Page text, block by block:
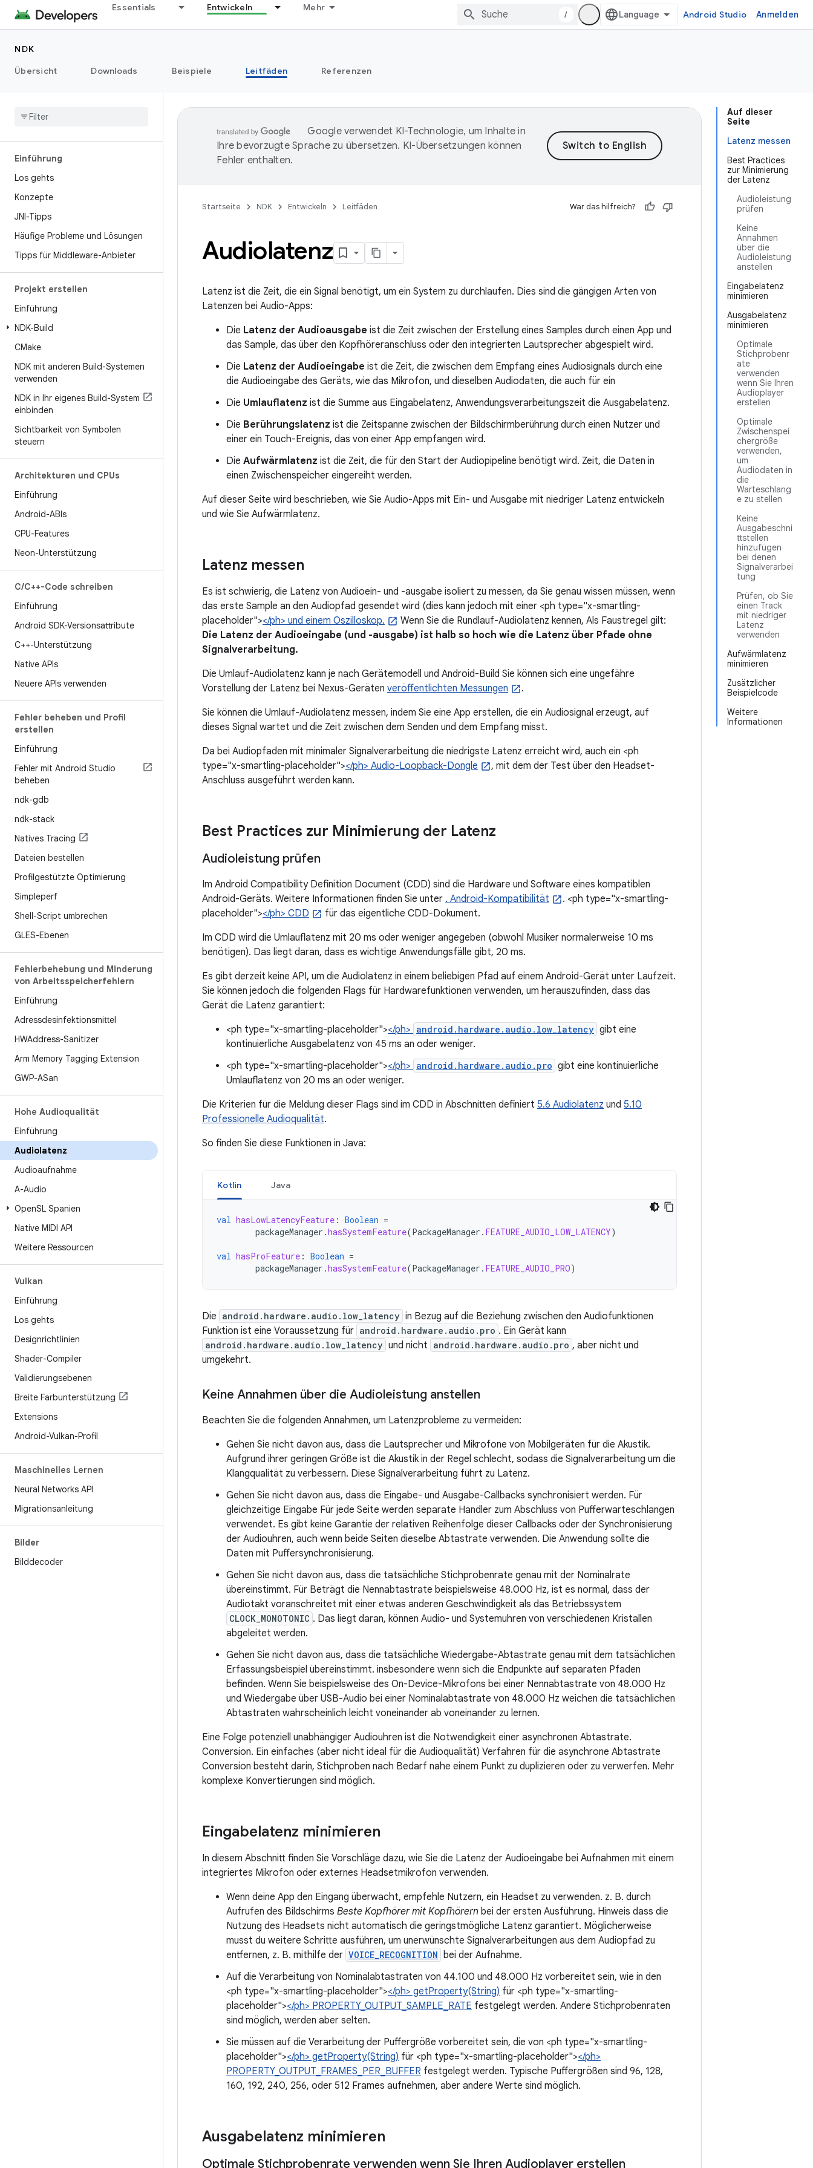
Essentials Entwickeln Mehr
/ Android Studio Anmelden
NDK
Übersicht
Downloads Beispiele Leitfäden Referenzen
Einführung
Los gehts
Konzepte
JNI-Tipps
Häufige Probleme und Lösungen
Tipps für Middleware-Anbieter
Projekt erstellen
Einführung
NDK-Build
CMake
NDK mit anderen Build-Systemen
verwenden
NDK in Ihr eigenes Build-System
einbinden
Sichtbarkeit von Symbolen
steuern
Architekturen und CPUs
Einführung
Android-ABIs
CPU-Features
Neon-Unterstützung
C/C++-Code schreiben
Einführung
Android SDK-Versionsattribute
C++-Unterstützung
Native APIs
Neuere APIs verwenden
Fehler beheben und Profil
erstellen
Einführung
Fehler mit Android Studio
beheben
ndk-gdb
ndk-stack
Natives Tracing
Dateien bestellen
Profilgestützte Optimierung
Simpleperf
Shell-Script umbrechen
GLES-Ebenen
Fehlerbehebung und Minderung
von Arbeitsspeicherfehlern
Einführung
Adressdesinfektionsmittel
HWAddress-Sanitizer
Arm Memory Tagging Extension
GWP-ASan
Hohe Audioqualität
Einführung
Audiolatenz
Audioaufnahme
A-Audio
OpenSL Spanien
Native MIDI API
Weitere Ressourcen
Vulkan
Einführung
Los gehts
Designrichtlinien
Shader-Compiler
Validierungsebenen
Breite Farbunterstützung
Extensions
Android-Vulkan-Profil
Maschinelles Lernen
Neural Networks API
Migrationsanleitung
Bilder
Bilddecoder
Auf dieser
Seite
Latenz messen
Best Practices
zur Minimierung
der Latenz
Audioleistung
prüfen
Keine
Annahmen
über die
Audioleistung
anstellen
Eingabelatenz
minimieren
Ausgabelatenz
minimieren
Optimale
Stichprobenr
ate
verwenden
wenn Sie Ihren
Audioplayer
erstellen
Optimale
Zwischenspei
chergröße
verwenden,
um
Audiodaten in
die
Warteschlang
e zu stellen
Keine
Ausgabeschni
ttstellen
hinzufügen
bei denen
Signalverarbei
tung
Prüfen, ob Sie
einen Track
mit niedriger
Latenz
verwenden
Aufwärmlatenz
minimieren
Zusätzlicher
Beispielcode
Weitere
Informationen
Google verwendet KI-Technologie, um Inhalte in
Ihre bevorzugte Sprache zu übersetzen. KI-Übersetzungen können
Fehler enthalten.
Startseite NDK Entwickeln Leitfäden War das hilfreich?
Audiolatenz
Latenz ist die Zeit, die ein Signal benötigt, um ein System zu durchlaufen. Dies sind die gängigen Arten von
Latenzen bei Audio-Apps:
Die Latenz der Audioausgabe ist die Zeit zwischen der Erstellung eines Samples durch einen App und
das Sample, das über den Kopfhöreranschluss oder den integrierten Lautsprecher abgespielt wird.
Die Latenz der Audioeingabe ist die Zeit, die zwischen dem Empfang eines Audiosignals durch eine
die Audioeingabe des Geräts, wie das Mikrofon, und dieselben Audiodaten, die auch für ein
Die Umlauflatenz ist die Summe aus Eingabelatenz, Anwendungsverarbeitungszeit die Ausgabelatenz.
Die Berührungslatenz ist die Zeitspanne zwischen der Bildschirmberührung durch einen Nutzer und
einer ein Touch-Ereignis, das von einer App empfangen wird.
Die Aufwärmlatenz ist die Zeit, die für den Start der Audiopipeline benötigt wird. Zeit, die Daten in
einen Zwischenspeicher eingereiht werden.
Auf dieser Seite wird beschrieben, wie Sie Audio-Apps mit Ein- und Ausgabe mit niedriger Latenz entwickeln
und wie Sie Aufwärmlatenz.
Latenz messen
Es ist schwierig, die Latenz von Audioein- und -ausgabe isoliert zu messen, da Sie genau wissen müssen, wenn
das erste Sample an den Audiopfad gesendet wird (dies kann jedoch mit einer <ph type="x-smartling-
placeholder"></ph> und einem Oszilloskop.
Wenn Sie die Rundlauf-Audiolatenz kennen, Als Faustregel gilt:
Die Latenz der Audioeingabe (und -ausgabe) ist halb so hoch wie die Latenz über Pfade ohne
Signalverarbeitung.
Die Umlauf-Audiolatenz kann je nach Gerätemodell und Android-Build Sie können sich eine ungefähre
Vorstellung der Latenz bei Nexus-Geräten veröffentlichten Messungen
.
Sie können die Umlauf-Audiolatenz messen, indem Sie eine App erstellen, die ein Audiosignal erzeugt, auf
dieses Signal wartet und die Zeit zwischen dem Senden und dem Empfang misst.
Da bei Audiopfaden mit minimaler Signalverarbeitung die niedrigste Latenz erreicht wird, auch ein <ph
type="x-smartling-placeholder"></ph> Audio-Loopback-Dongle
, mit dem der Test über den Headset-
Anschluss ausgeführt werden kann.
Best Practices zur Minimierung der Latenz
Audioleistung prüfen
Im Android Compatibility Definition Document (CDD) sind die Hardware und Software eines kompatiblen
Android-Geräts. Weitere Informationen finden Sie unter . Android-Kompatibilität
. <ph type="x-smartling-
placeholder"></ph> CDD
für das eigentliche CDD-Dokument.
Im CDD wird die Umlauflatenz mit 20 ms oder weniger angegeben (obwohl Musiker normalerweise 10 ms
benötigen). Das liegt daran, dass es wichtige Anwendungsfälle gibt, 20 ms.
Es gibt derzeit keine API, um die Audiolatenz in einem beliebigen Pfad auf einem Android-Gerät unter Laufzeit.
Sie können jedoch die folgenden Flags für Hardwarefunktionen verwenden, um herauszufinden, dass das
Gerät die Latenz garantiert:
<ph type="x-smartling-placeholder"></ph> android.hardware.audio.low_latency gibt eine
kontinuierliche Ausgabelatenz von 45 ms an oder weniger.
<ph type="x-smartling-placeholder"></ph> android.hardware.audio.pro gibt eine kontinuierliche
Umlauflatenz von 20 ms an oder weniger.
Die Kriterien für die Meldung dieser Flags sind im CDD in Abschnitten definiert 5.6 Audiolatenz und 5.10
Professionelle Audioqualität.
So finden Sie diese Funktionen in Java:
Kotlin Java
val hasLowLatencyFeature : Boolean =
packageManager .hasSystemFeature(PackageManager . FEATURE_AUDIO_LOW_LATENCY)
val hasProFeature : Boolean =
packageManager .hasSystemFeature(PackageManager . FEATURE_AUDIO_PRO)
Die android.hardware.audio.low_latency in Bezug auf die Beziehung zwischen den Audiofunktionen
Funktion ist eine Voraussetzung für android.hardware.audio.pro . Ein Gerät kann
android.hardware.audio.low_latency und nicht android.hardware.audio.pro , aber nicht und
umgekehrt.
Keine Annahmen über die Audioleistung anstellen
Beachten Sie die folgenden Annahmen, um Latenzprobleme zu vermeiden:
Gehen Sie nicht davon aus, dass die Lautsprecher und Mikrofone von Mobilgeräten für die Akustik.
Aufgrund ihrer geringen Größe ist die Akustik in der Regel schlecht, sodass die Signalverarbeitung um die
Klangqualität zu verbessern. Diese Signalverarbeitung führt zu Latenz.
Gehen Sie nicht davon aus, dass die Eingabe- und Ausgabe-Callbacks synchronisiert werden. Für
gleichzeitige Eingabe Für jede Seite werden separate Handler zum Abschluss von Pufferwarteschlangen
verwendet. Es gibt keine Garantie der relativen Reihenfolge dieser Callbacks oder der Synchronisierung
der Audiouhren, auch wenn beide Seiten dieselbe Abtastrate verwenden. Die Anwendung sollte die
Daten mit Puffersynchronisierung.
Gehen Sie nicht davon aus, dass die tatsächliche Stichprobenrate genau mit der Nominalrate
übereinstimmt. Für Beträgt die Nennabtastrate beispielsweise 48.000 Hz, ist es normal, dass der
Audiotakt voranschreitet mit einer etwas anderen Geschwindigkeit als das Betriebssystem
CLOCK_MONOTONIC . Das liegt daran, können Audio- und Systemuhren von verschiedenen Kristallen
abgeleitet werden.
Gehen Sie nicht davon aus, dass die tatsächliche Wiedergabe-Abtastrate genau mit dem tatsächlichen
Erfassungsbeispiel übereinstimmt. insbesondere wenn sich die Endpunkte auf separaten Pfaden
befinden. Wenn Sie beispielsweise des On-Device-Mikrofons bei einer Nennabtastrate von 48.000 Hz
und Wiedergabe über USB-Audio bei einer Nominalabtastrate von 48.000 Hz weichen die tatsächlichen
Abtastraten wahrscheinlich leicht voneinander ab voneinander zu lernen.
Eine Folge potenziell unabhängiger Audiouhren ist die Notwendigkeit einer asynchronen Abtastrate.
Conversion. Ein einfaches (aber nicht ideal für die Audioqualität) Verfahren für die asynchrone Abtastrate
Conversion besteht darin, Stichproben nach Bedarf nahe einem Punkt zu duplizieren oder zu verwerfen. Mehr
komplexe Konvertierungen sind möglich.
Eingabelatenz minimieren
In diesem Abschnitt finden Sie Vorschläge dazu, wie Sie die Latenz der Audioeingabe bei Aufnahmen mit einem
integriertes Mikrofon oder externes Headsetmikrofon verwenden.
Wenn deine App den Eingang überwacht, empfehle Nutzern, ein Headset zu verwenden. z. B. durch
Aufrufen des Bildschirms Beste Kopfhörer mit Kopfhörern bei der ersten Ausführung. Hinweis dass die
Nutzung des Headsets nicht automatisch die geringstmögliche Latenz garantiert. Möglicherweise
musst du weitere Schritte ausführen, um unerwünschte Signalverarbeitungen aus dem Audiopfad zu
entfernen, z. B. mithilfe der VOICE_RECOGNITION bei der Aufnahme.
Auf die Verarbeitung von Nominalabtastraten von 44.100 und 48.000 Hz vorbereitet sein, wie in den
<ph type="x-smartling-placeholder"></ph> getProperty(String) für <ph type="x-smartling-
placeholder"></ph> PROPERTY_OUTPUT_SAMPLE_RATE festgelegt werden. Andere Stichprobenraten
sind möglich, werden aber selten.
Sie müssen auf die Verarbeitung der Puffergröße vorbereitet sein, die von <ph type="x-smartling-
placeholder"></ph> getProperty(String) für <ph type="x-smartling-placeholder"></ph>
PROPERTY_OUTPUT_FRAMES_PER_BUFFER festgelegt werden. Typische Puffergrößen sind 96, 128,
160, 192, 240, 256, oder 512 Frames aufnehmen, aber andere Werte sind möglich.
Ausgabelatenz minimieren
Optimale Stichprobenrate verwenden wenn Sie Ihren Audioplayer erstellen